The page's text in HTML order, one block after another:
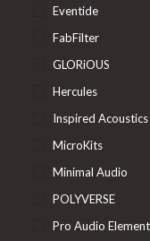
Eventide
FabFilter
GLORiOUS
Hercules
Inspired Acoustics
MicroKits
Minimal Audio
POLYVERSE
Pro Audio